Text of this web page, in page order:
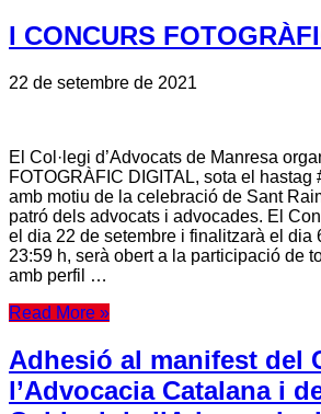
I CONCURS
22 de setembre de 2021
El Col·legi d’Advocats de Manresa
FOTOGRÀFIC DIGITAL, sota el
amb motiu de la celebració de Sant
patró dels advocats i advocades. El
el dia 22 de setembre i finalitzarà el dia
23:59 h, serà obert a la participació de
amb perfil …
Read More »
Adhesió al manifest del
l’Advocacia Catalana i